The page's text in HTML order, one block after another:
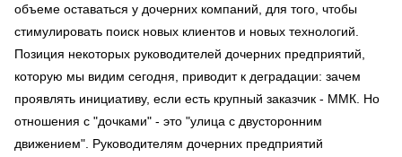
объеме оставаться у дочерних компаний, для того, чтобы
стимулировать поиск новых клиентов и новых технологий.
Позиция некоторых руководителей дочерних предприятий,
которую мы видим сегодня, приводит к деградации: зачем
проявлять инициативу, если есть крупный заказчик - ММК. Но
отношения с "дочками" - это "улица с двусторонним
движением". Руководителям дочерних предприятий